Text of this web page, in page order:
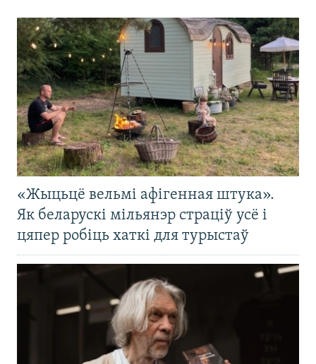
«Жыцьцё вельмі афігенная штука».
Як беларускі мільянэр страціў усё і
цяпер робіць хаткі для турыстаў